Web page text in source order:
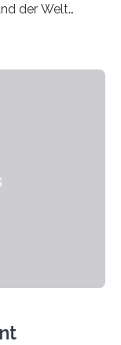
der Welt
ist in